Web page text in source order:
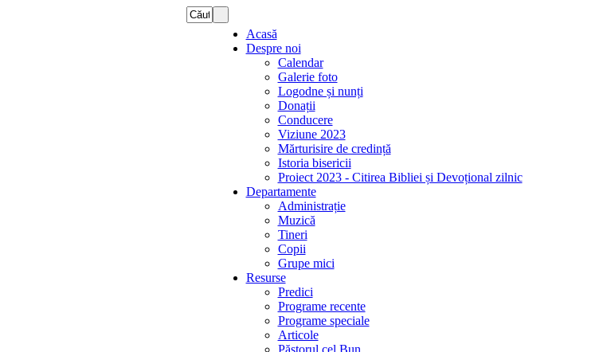
Acasă
Despre noi
Calendar
Galerie foto
Logodne și nunți
Donații
Conducere
Viziune 2023
Mărturisire de credință
Istoria bisericii
Proiect 2023 - Citirea Bibliei și Devoțional zilnic
Departamente
Administrație
Muzică
Tineri
Copii
Grupe mici
Resurse
Predici
Programe recente
Programe speciale
Articole
Păstorul cel Bun